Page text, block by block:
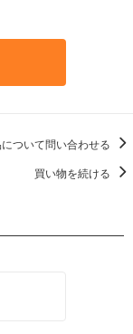
について問い合わせる
買い物を続ける